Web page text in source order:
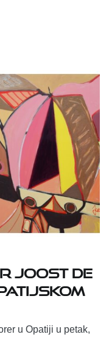
Joost de
u Opatiji u petak,